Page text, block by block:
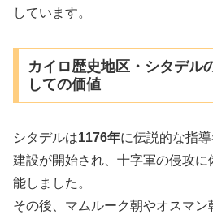
しています。
カイロ歴史地区・シタデル
しての価値
シタデルは1176年に伝説的な指
建設が開始され、十字軍の侵攻
能しました。
その後、マムルーク朝やオスマン